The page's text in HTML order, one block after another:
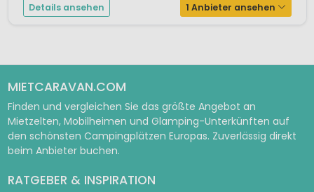
Details ansehen 1 Anbieter ansehen
MIETCARAVAN.COM
Finden und vergleichen Sie das größte Angebot an
Mietzelten, Mobilheimen und Glamping-Unterkünften auf
den schönsten Campingplätzen Europas. Zuverlässig direkt
beim Anbieter buchen.
RATGEBER & INSPIRATION